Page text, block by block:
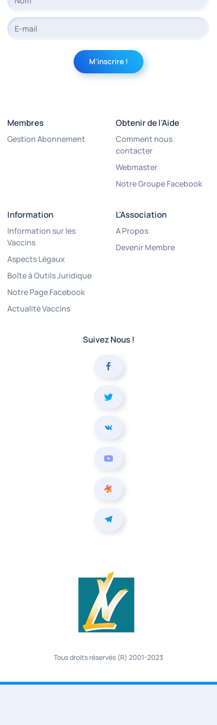
Membres
Gestion Abonnement
Obtenir de l'Aide
Comment nous
contacter
Webmaster
Notre Groupe Facebook
Information
Information sur les
Vaccins
Aspects Légaux
Boîte à Outils Juridique
Notre Page Facebook
Actualité Vaccins
L'Association
A Propos
Devenir Membre
Suivez Nous !
Tous droits réservés (R) 2001-2023